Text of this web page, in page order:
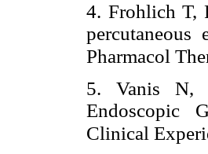
4. Frohlich T,
Pharmacol
5. Vanis N,
Endoscopic
Clinical